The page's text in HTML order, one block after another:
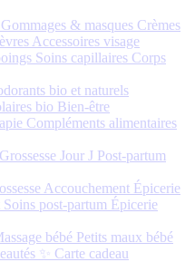
Gommages & masques Crèmes
Accessoires visage
Soins capillaires Corps
bio et naturels
bio Bien-être
Compléments alimentaires
Grossesse Jour J Post-partum
Accouchement Épicerie
Soins post-partum Épicerie
bébé Petits maux bébé
✨ Carte cadeau